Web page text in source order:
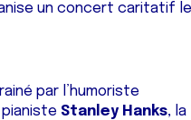
un concert caritatif le
par l’humoriste
Stanley Hanks, la